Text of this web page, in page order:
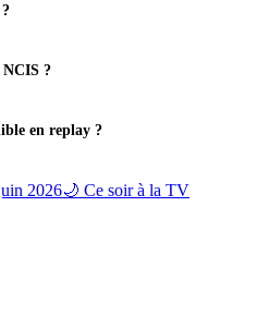
?
en replay ?
2026🌙 Ce soir à la TV